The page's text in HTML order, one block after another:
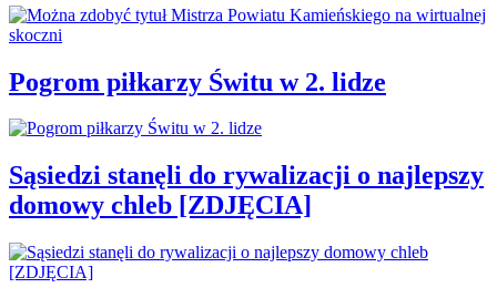
Pogrom piłkarzy Świtu w 2. lidze
Sąsiedzi stanęli do rywalizacji o najlepszy
domowy chleb [ZDJĘCIA]